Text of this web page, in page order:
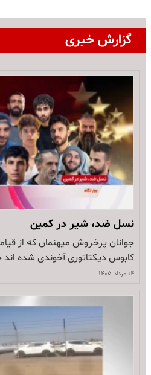
گزارش خبری
نسل ضد، شیر در کمین
جوانان پرخروش میهنمان که از
کابوس دیکتاتوری آخوندی شده اند
داشت با کشتار هزاران نفر از آنان در
۱۴ مرداد ۱۴۰۵